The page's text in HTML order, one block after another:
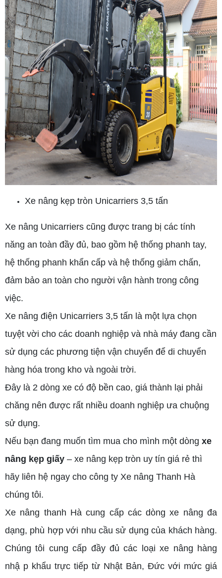
Xe nâng kẹp tròn Unicarriers 3,5 tấn
Xe nâng Unicarriers cũng được trang bị các tính
năng an toàn đầy đủ, bao gồm hệ thống phanh tay,
hệ thống phanh khẩn cấp và hệ thống giảm chấn,
đảm bảo an toàn cho người vận hành trong công
việc.
Xe nâng điện Unicarriers 3,5 tấn là một lựa chọn
tuyệt vời cho các doanh nghiệp và nhà máy đang cần
sử dụng các phương tiện vận chuyển để di chuyển
hàng hóa trong kho và ngoài trời.
Đây là 2 dòng xe có độ bền cao, giá thành lại phải
chăng nên được rất nhiều doanh nghiệp ưa chuộng
sử dụng.
Nếu bạn đang muốn tìm mua cho mình một dòng xe
nâng kẹp giấy – xe nâng kẹp tròn uy tín giá rẻ thì
hãy liên hệ ngay cho công ty Xe nâng Thanh Hà
chúng tôi.
Xe nâng thanh Hà cung cấp các dòng xe nâng đa
dạng, phù hợp với nhu cầu sử dụng của khách hàng.
Chúng tôi cung cấp đầy đủ các loại xe nâng hàng
nhậ p khẩu trực tiếp từ Nhật Bản, Đức với mức giá